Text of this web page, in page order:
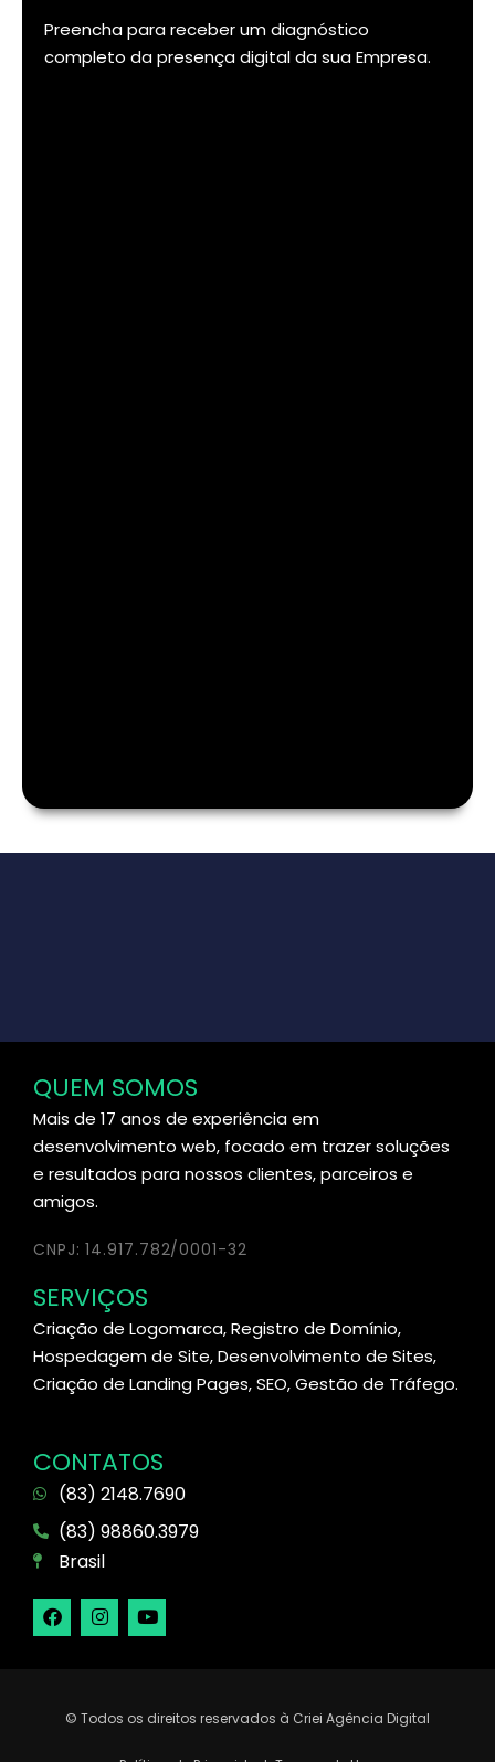
Preencha para receber um diagnóstico
completo da presença digital da sua Empresa.
QUEM SOMOS
Mais de 17 anos de experiência em
desenvolvimento web, focado em trazer soluções
e resultados para nossos clientes, parceiros e
amigos.
CNPJ: 14.917.782/0001-32
SERVIÇOS
Criação de Logomarca, Registro de Domínio,
Hospedagem de Site, Desenvolvimento de Sites,
Criação de Landing Pages, SEO, Gestão de Tráfego.
CONTATOS
(83) 2148.7690
(83) 98860.3979
Brasil
© Todos os direitos reservados à Criei Agência Digital